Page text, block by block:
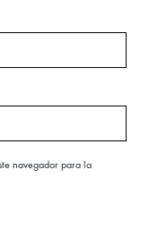
navegador para la